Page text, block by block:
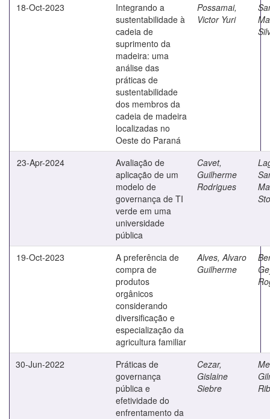
18-Oct-2023
Integrando a
sustentabilidade à
cadeia de
suprimento da
madeira: uma
análise das
práticas de
sustentabilidade
dos membros da
cadeia de madeira
localizadas no
Oeste do Paraná
Possamai,
Victor Yuri
23-Apr-2024
Avaliação de
aplicação de um
modelo de
governança de TI
verde em uma
universidade
pública
Cavet,
Guilherme
Rodrigues
19-Oct-2023
A preferência de
compra de
produtos
orgânicos
considerando
diversificação e
especialização da
agricultura familiar
Alves, Alvaro
Guilherme
30-Jun-2022
Práticas de
governança
pública e
efetividade do
enfrentamento da
Cezar,
Gislaine
Siebre